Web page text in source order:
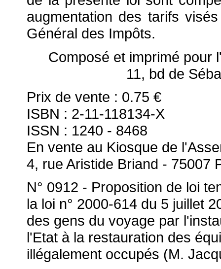
augmentation des tarifs
Général des Impôts.
Composé et imprimé pour
11, bd de
Prix de vente : 0.75 €
ISBN : 2-11-118134-X
ISSN : 1240 - 8468
En vente au Kiosque de
4, rue Aristide Briand - 75007
N° 0912 - Proposition de loi
la loi n° 2000-614 du 5 juillet
des gens du voyage par
l'Etat à la restauration des
illégalement occupés (M.